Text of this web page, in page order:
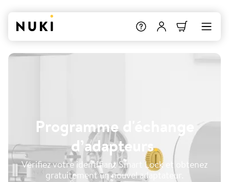
Programme d'échange
d’adapteurs.
Vérifiez votre identifiant Smart Lock et obtenez
gratuitement un nouvel adaptateur.